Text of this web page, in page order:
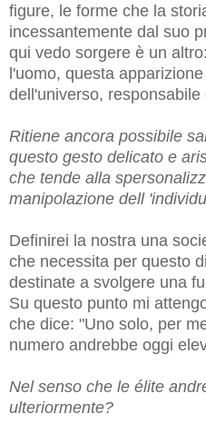
figure, le forme che la
incessantemente dal suo
qui vedo sorgere è un
l'uomo, questa
dell'universo,
Ritiene ancora possibile
questo gesto delicato e
che tende alla
manipolazione dell
Definirei la nostra una
che necessita per questo
destinate a svolgere una
Su questo punto mi
che dice: "Uno solo, per
numero andrebbe oggi
Nel senso che le élite
ulteriormente?